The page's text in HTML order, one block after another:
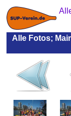
Alle Fotos;